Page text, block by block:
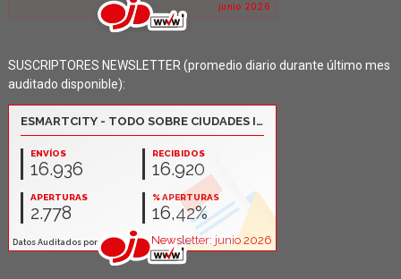
SUSCRIPTORES NEWSLETTER (promedio diario durante último mes
auditado disponible):